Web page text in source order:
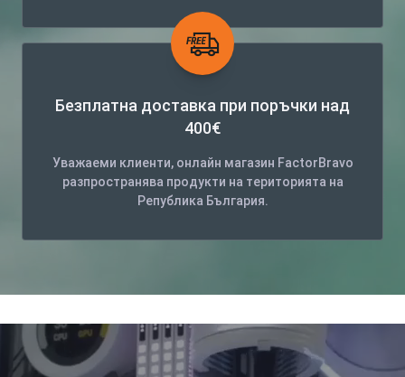
Безплатна доставка при поръчки над
400€
Уважаеми клиенти, онлайн магазин FactorBravo
разпространява продукти на територията на
Република България.